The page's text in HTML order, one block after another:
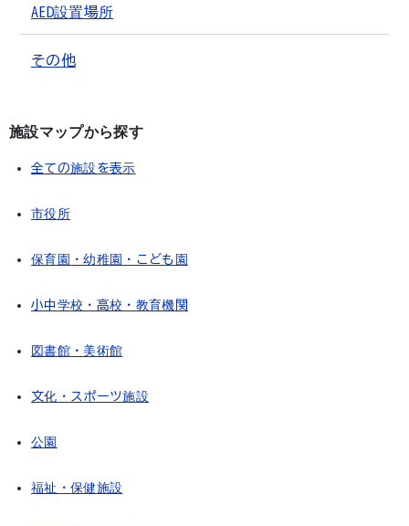
AED設置場所
その他
施設マップから探す
全ての施設を表示
市役所
保育園・幼稚園・こども園
小中学校・高校・教育機関
図書館・美術館
文化・スポーツ施設
公園
福祉・保健施設